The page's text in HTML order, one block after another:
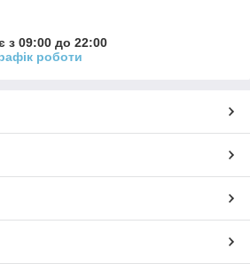
з 09:00 до 22:00
роботи